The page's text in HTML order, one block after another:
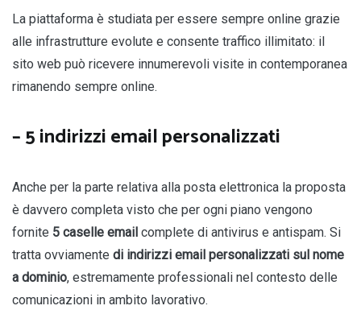
La piattaforma è studiata per essere sempre online grazie
alle infrastrutture evolute e consente traffico illimitato: il
sito web può ricevere innumerevoli visite in contemporanea
rimanendo sempre online.
– 5 indirizzi email personalizzati
Anche per la parte relativa alla posta elettronica la proposta
è davvero completa visto che per ogni piano vengono
fornite 5 caselle email complete di antivirus e antispam. Si
tratta ovviamente di indirizzi email personalizzati sul nome
a dominio, estremamente professionali nel contesto delle
comunicazioni in ambito lavorativo.